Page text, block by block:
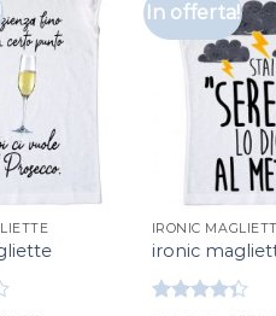
In offerta!
IRONIC
ironic